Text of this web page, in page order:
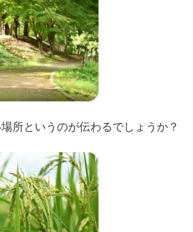
所というのが伝わるでしょうか？